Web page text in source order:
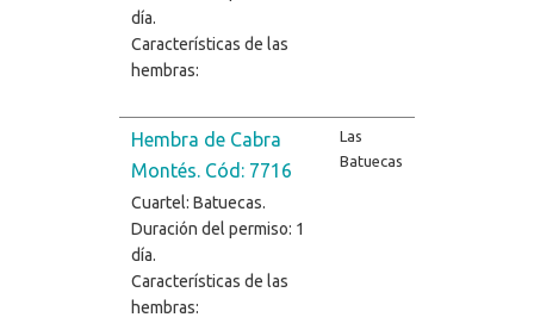
día.
Características de las
hembras:
Hembra de Cabra
Montés. Cód: 7716
Cuartel: Batuecas.
Duración del permiso: 1
día.
Características de las
hembras:
Las
Batuecas